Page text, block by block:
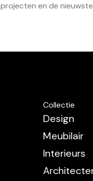
projecten en de
Collectie
Design
Meubilair
Interieurs